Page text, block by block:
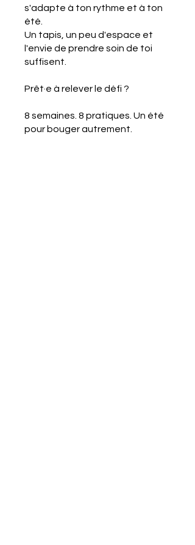
s'adapte à ton rythme et à ton
été.
Un tapis, un peu d'espace et
l'envie de prendre soin de toi
suffisent.
Prêt·e à relever le défi ?
8 semaines. 8 pratiques. Un été
pour bouger autrement.